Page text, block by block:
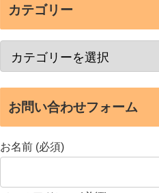
カテゴリー
お問い合わせフォーム
お名前 (必須)